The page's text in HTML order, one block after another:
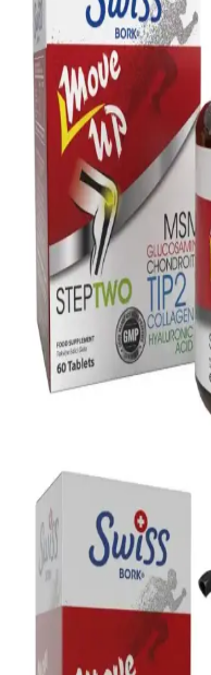
Sülfür sabunu, özellikle
tedavi seçeneği olarak öne
önerileri ile cilt sağlığı
Akne ve Sivilce İçin
Süreli Cilt Bakım
Gece losyonları, akne ve
tedavi edici içeriklerle cilt
ürün seçimiyle etkili
Kaz Ayaklarının
Çözüm Yöntemleri
Kaz ayakları, yaşlanma ve
kırışıklıklarıdır. Düzenli
uygulamalarla görünümünü
Güneş Sonrası Cilt
ve Uygulama
Güneş sonrası cilt bakımı,
yatıştırıcı ve nemlendirici
vera ve salisilik asit içeren
Cilt Bakımı Temel
Rehberi
Cilt bakımında doğru ürün
genç görünüm için
adımlarını doğru